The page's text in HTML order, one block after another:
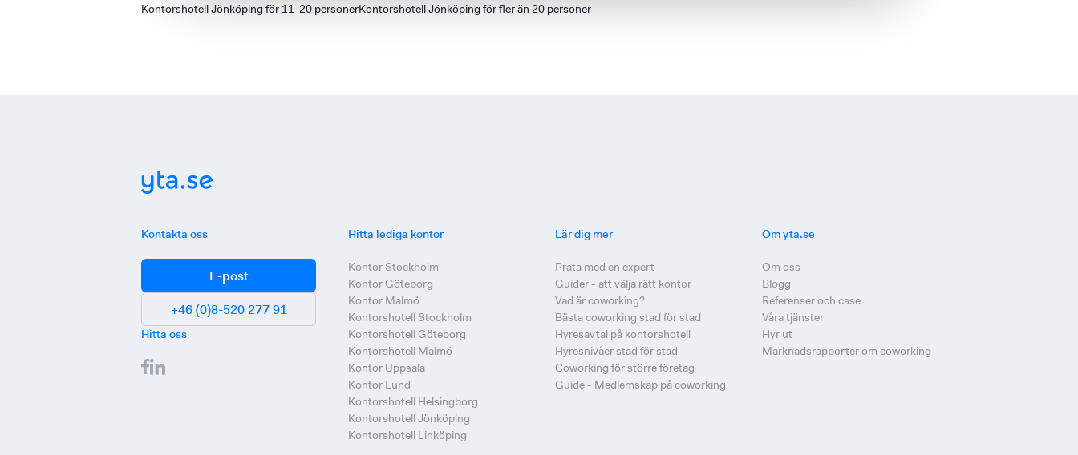
Kontorshotell Jönköping för 11-20 personerKontorshotell Jönköping för fler än 20 personer
Kontakta oss
E-post
+46 (0)8-520 277 91
Hitta oss
Hitta lediga kontor
Kontor Stockholm
Kontor Göteborg
Kontor Malmö
Kontorshotell Stockholm
Kontorshotell Göteborg
Kontorshotell Malmö
Kontor Uppsala
Kontor Lund
Kontorshotell Helsingborg
Kontorshotell Jönköping
Kontorshotell Linköping
Lär dig mer
Prata med en expert
Guider - att välja rätt kontor
Vad är coworking?
Bästa coworking stad för stad
Hyresavtal på kontorshotell
Hyresnivåer stad för stad
Coworking för större företag
Guide - Medlemskap på coworking
Om yta.se
Om oss
Blogg
Referenser och case
Våra tjänster
Hyr ut
Marknadsrapporter om coworking